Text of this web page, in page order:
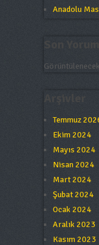
Anadolu
Temmuz
Ekim 2024
Mayıs 2024
Nisan 2024
Mart 2024
Şubat 2024
Ocak 2024
Aralık 2023
Kasım 2023